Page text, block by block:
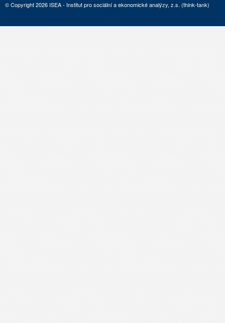
© Copyright 2026 ISEA - Institut pro sociální a ekonomické analýzy, z.s. (think-tank)